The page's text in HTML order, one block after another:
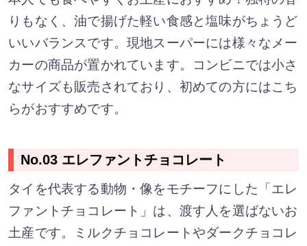
りもなく、油で揚げた軽い食感と塩味がちょうど
いいバランスです。現地スーパーには様々なメー
カーの商品が置かれています。コンビニでは小さ
なサイズも販売されており、初めての方にはこち
らがおすすめです。
No.03 エレファントチョコレート
タイを代表する動物・像をモチーフにした「エレ
ファントチョコレート」は、渡す人を選ばないお
土産です。ミルクチョコレートやダークチョコレ